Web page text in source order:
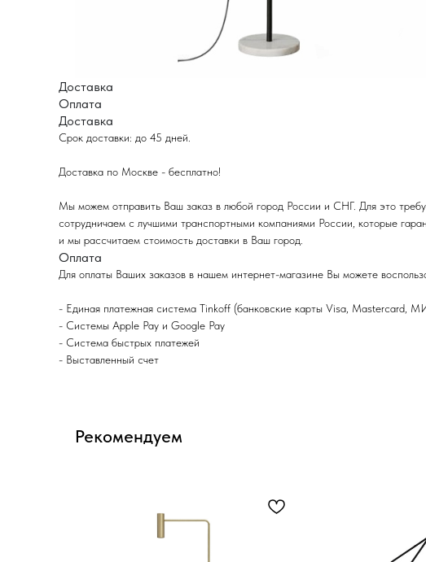
Доставка
Оплата
Доставка
Срок доставки: до 45 дней.
Доставка по Москве - бесплатно!
Мы можем отправить Ваш заказ в любой город России и СНГ. Для это
сотрудничаем с лучшими транспортными компаниями России, которые
и мы рассчитаем стоимость доставки в Ваш город.
Оплата
Для оплаты Ваших заказов в нашем интернет-магазине Вы можете
- Eдиная платежная система Tinkoff (банковские карты Visa, Mastercard,
- Системы Apple Pay и Google Pay
- Система быстрых платежей
- Выставленный счет
Рекомендуем